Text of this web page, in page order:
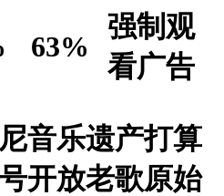
63%
强制观
看广告
音乐遗产打算
开放老歌原始